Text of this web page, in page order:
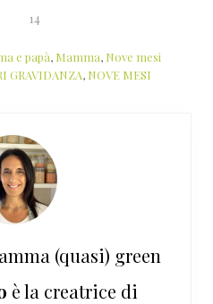
14
e papà, Mamma, Nove mesi
GRAVIDANZA, NOVE MESI
(quasi) green
è la creatrice di